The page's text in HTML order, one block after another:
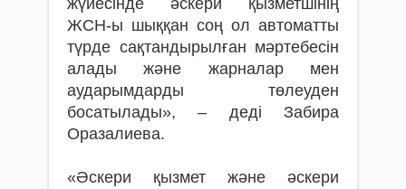
жүйесінде әскери қызметшінің
ЖСН-ы шыққан соң ол автоматты
түрде сақтандырылған мәртебесін
алады және жарналар мен
аударымдарды төлеуден
босатылады», – деді Забира
Оразалиева.
«Әскери қызмет және әскери